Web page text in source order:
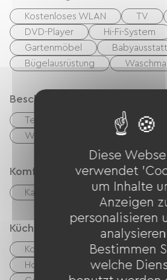
Kostenloses WLAN TV
DVD-Player
Hi-Fi-System
Gartenmöbel
Bügelausrüstung
Beschreibung
Terrasse
Privates,
Wohnzimmer / Aufenthaltsraum
Komfort
Kamin
Küche
Kochnische Mikrowelle
Hotte strebt
Kühlschrank
Diese
verwendet
um Inhalte
Anzeigen
personalisieren
Bestimmen
welche